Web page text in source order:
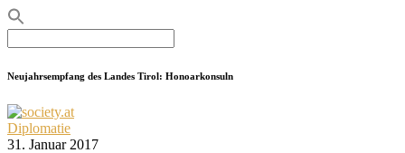
for:
Neujahrsempfang des Landes Tirol: Honoarkonsuln
Diplomatie
31. Januar 2017